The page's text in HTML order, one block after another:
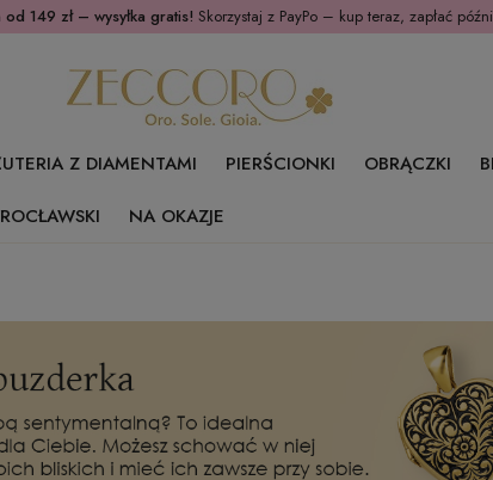
149 zł – wysyłka gratis! Skorzystaj z PayPo – kup teraz, zapłać
Z DIAMENTAMI PIERŚCIONKI OBRĄCZKI
NA OKAZJE